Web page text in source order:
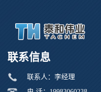
联系信息
联系人：李经理